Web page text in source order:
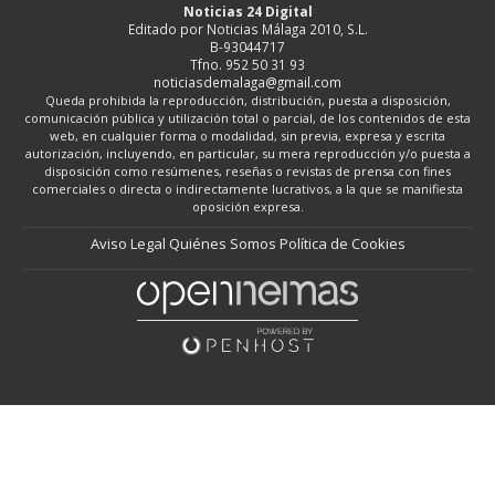
Noticias 24 Digital
Editado por Noticias Málaga 2010, S.L.
B-93044717
Tfno. 952 50 31 93
noticiasdemalaga@gmail.com
Queda prohibida la reproducción, distribución, puesta a disposición,
comunicación pública y utilización total o parcial, de los contenidos de esta
web, en cualquier forma o modalidad, sin previa, expresa y escrita
autorización, incluyendo, en particular, su mera reproducción y/o puesta a
disposición como resúmenes, reseñas o revistas de prensa con fines
comerciales o directa o indirectamente lucrativos, a la que se manifiesta
oposición expresa.
Aviso Legal Quiénes Somos Política de Cookies